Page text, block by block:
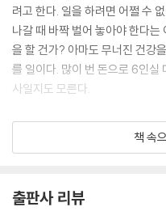
려고 한다. 일을 하려면 어쩔 수
나갈 때 바짝 벌어 놓아야 한다
을 할 건가? 아마도 무너진 건강
를 일이다. 많이 번 돈으로 6인실
사일지도 모른다.
--- “제발 몸에 관심을 가져라”
에 머문다. 현재의 몸만큼 중요한
책 속
출판사 리뷰